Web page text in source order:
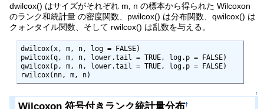
dwilcox() はサイズがそれぞれ m, n の標本から得られた Wilcoxon
のランク和統計量 の密度関数、pwilcox() は分布関数、qwilcox() は
クォンタイル関数、そして rwilcox() は乱数を与える。
dwilcox(x, m, n, log = FALSE)
pwilcox(q, m, n, lower.tail = TRUE, log.p = FALSE)
qwilcox(p, m, n, lower.tail = TRUE, log.p = FALSE)
rwilcox(nn, m, n)
↑
Wilcoxon 符号付きランク統計量分布†